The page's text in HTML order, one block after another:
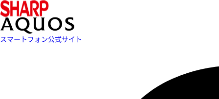
スマートフォン公式サイト